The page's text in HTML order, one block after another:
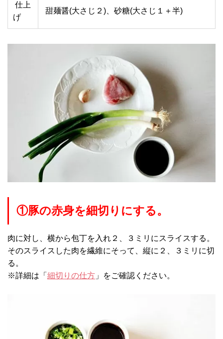
仕上
げ
甜麺醤(大さじ２)、砂糖(大さじ１＋半)
①豚の赤身を細切りにする。
肉に対し、横から包丁を入れ２、３ミリにスライスする。
そのスライスした肉を繊維にそって、縦に２、３ミリに切
る。
※詳細は「 細切りの仕方 」をご確認ください。